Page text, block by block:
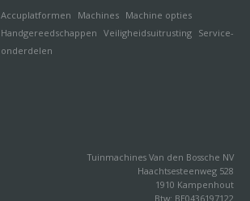
Accuplatformen Machines Machine opties
Handgereedschappen Veiligheidsuitrusting Service-
onderdelen
Tuinmachines Van den Bossche NV
Haachtsesteenweg 528
1910 Kampenhout
Btw: BE0436197122